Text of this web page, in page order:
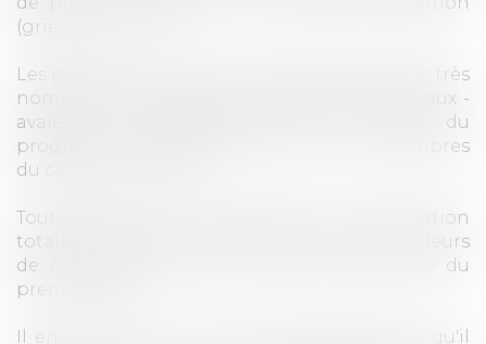
(griefs n°2 et n°3)
Les pratiques - qui se sont manifestées par de très
nombreux échanges multilatéraux et bilatéraux -
avaient été dénoncées dans le cadre du
programme de clémence par l'un des membres
du cartel, Campofrio.
Toutefois, celui-ci n'a bénéficié d'une exonération
totale, habituellement réservée aux demandeurs
de clémence de "premier rang", qu'au titre du
premier grief.
Il en a été privé pour le second grief alors qu'il